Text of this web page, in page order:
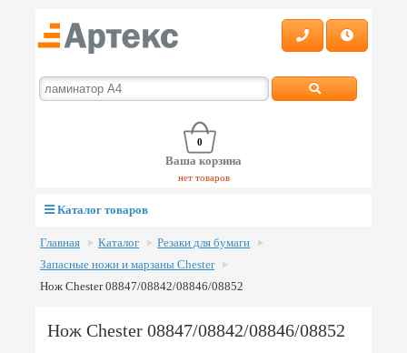
0
Ваша корзина
нет товаров
Каталог товаров
Главная Каталог
Резаки для бумаги
Запасные ножи и марзаны Chester
Нож Chester 08847/08842/08846/08852
Нож Chester 08847/08842/08846/08852